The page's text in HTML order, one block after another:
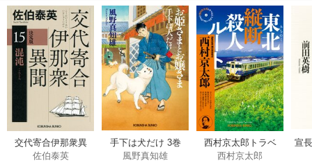
交代寄合伊那衆異
聞 15巻
佐伯泰英
手下は犬だけ 3巻
風野真知雄
西村京太郎トラベ
ルミステリー・セ
西村京太郎
宣